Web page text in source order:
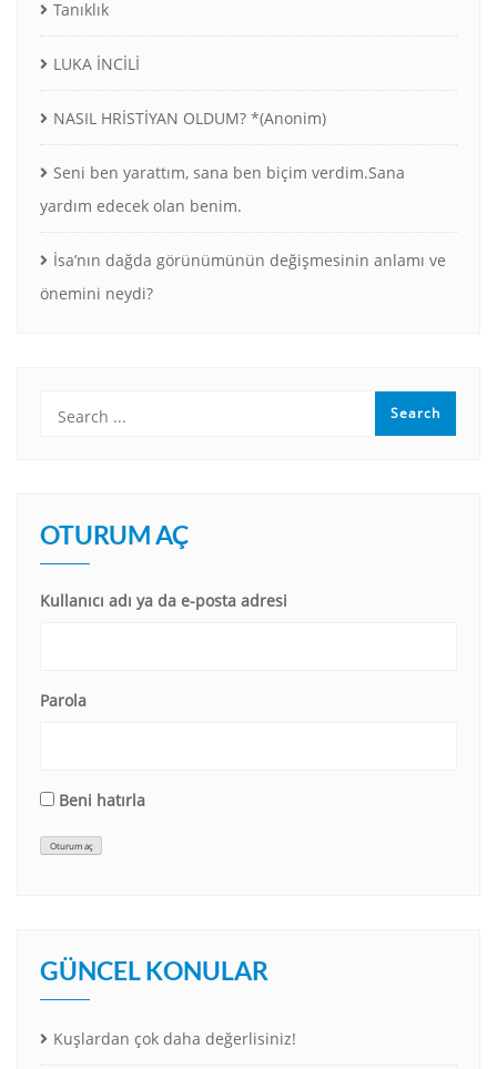
Tanıklık
LUKA İNCİLİ
NASIL HRİSTİYAN OLDUM? *(Anonim)
Seni ben yarattım, sana ben biçim verdim.Sana
yardım edecek olan benim.
İsa’nın dağda görünümünün değişmesinin anlamı ve
önemini neydi?
OTURUM AÇ
Kullanıcı adı ya da e-posta adresi
Parola
Beni hatırla
Oturum aç
GÜNCEL KONULAR
Kuşlardan çok daha değerlisiniz!